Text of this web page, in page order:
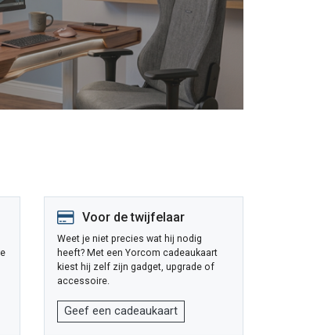
Voor de twijfelaar
Weet je niet precies wat hij nodig
heeft? Met een Yorcom cadeaukaart
kiest hij zelf zijn gadget, upgrade of
accessoire.
Geef een cadeaukaart